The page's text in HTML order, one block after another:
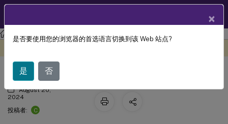
Linux 虚拟投递代理 Linux 虚拟投递代理 2511
使用 Ansible 管理您的部署
August 20,
2024
投稿者:
C
×
是否要使用您的浏览器的首选语言切换到该 Web 站点?
是 否